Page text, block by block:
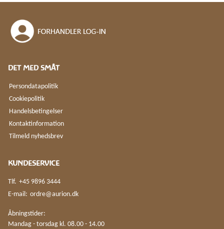
DET MED SMÅT
Persondatapolitik
Cookiepolitik
Handelsbetingelser
Kontaktinformation
Tilmeld nyhedsbrev
KUNDESERVICE
Tlf. +45 9896 3444
E-mail: ordre@aurion.dk
Åbningstider:
Mandag - torsdag kl. 08.00 - 14.00